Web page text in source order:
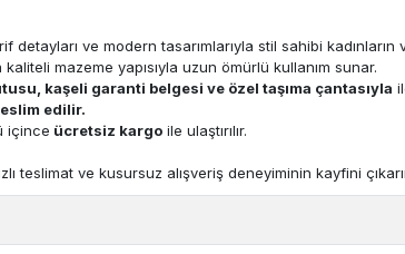
detayları ve modern tasarımlarıyla stil sahibi kadınların
mazeme yapısıyla uzun ömürlü kullanım sunar.
kaşeli garanti belgesi ve özel taşıma çantasıyla
edilir.
içince ücretsiz kargo ile ulaştırılır.
teslimat ve kusursuz alışveriş deneyiminin kayfini